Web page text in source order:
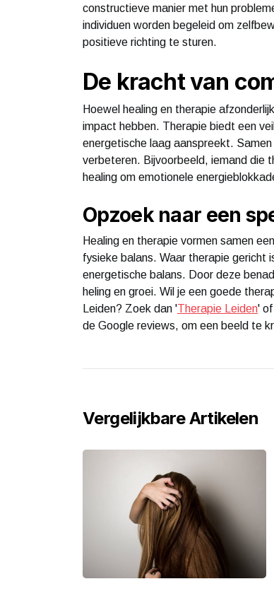
constructieve manier met hun
individuen worden begeleid om
positieve richting te sturen.
De kracht van
Hoewel healing en therapie
impact hebben. Therapie biedt een
energetische laag aanspreekt.
verbeteren. Bijvoorbeeld, iemand die
healing om emotionele
Opzoek naar een
Healing en therapie vormen samen
fysieke balans. Waar therapie gericht
energetische balans. Door deze
heling en groei. Wil je een goede
Leiden? Zoek dan 'Therapie Leiden'
de Google reviews, om een beeld te
Vergelijkbare Artikelen